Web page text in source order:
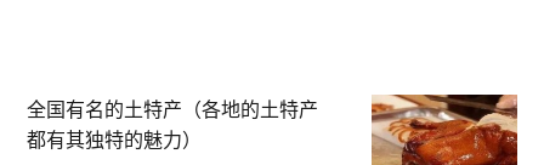
全国有名的土特产（各地的土特产
都有其独特的魅力）